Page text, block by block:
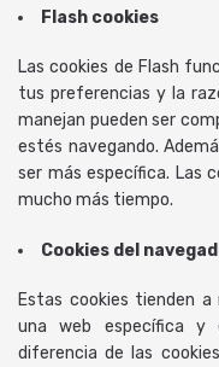
Flash cookies
Las cookies de Flash
tus preferencias y la
manejan pueden ser
estés navegando.
ser más específica. Las
mucho más tiempo.
Cookies del
Estas cookies tienden
una web específica y
diferencia de las